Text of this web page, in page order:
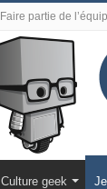
Faire partie de
Culture geek